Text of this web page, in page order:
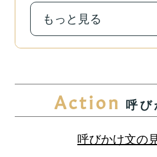
第6回 詳細はこちら
本人出席 代理出席（
第5回 詳細はこちら
代理出席（
もっと見る
Action 呼び
呼びかけ文の